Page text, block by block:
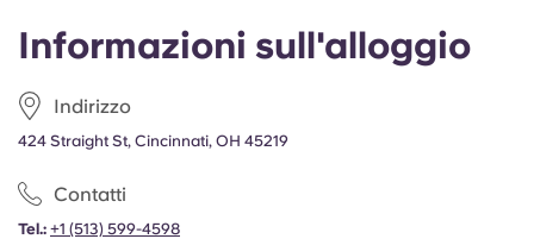
Informazioni sull'alloggio
Indirizzo
424 Straight St, Cincinnati, OH 45219
Contatti
Tel.: +1 (513) 599-4598